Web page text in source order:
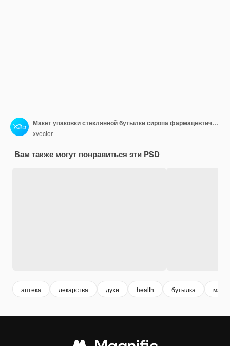
Макет упаковки стеклянной бутылки сиропа фармацевтической медицины
xvector
Вам также могут понравиться эти PSD
аптека лекарства духи health бутылка